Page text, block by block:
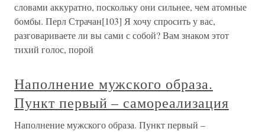
словами аккуратно, поскольку они сильнее, чем атомные
бомбы. Перл Страчан[103] Я хочу спросить у вас,
разговариваете ли вы сами с собой? Вам знаком этот
тихий голос, порой
Наполнение мужского образа.
Пункт первый – самореализация
Наполнение мужского образа. Пункт первый –